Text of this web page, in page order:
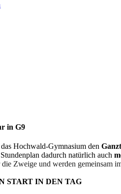
in G9
Hochwald-Gymnasium den
dadurch natürlich auch
Zweige und werden gemeinsam
START IN DEN TAG